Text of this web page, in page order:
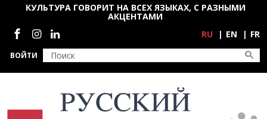
Перейти к основному содержанию
ВОЙТИ
КУЛЬТУРА ГОВОРИТ НА ВСЕХ ЯЗЫКАХ, С РАЗНЫМИ
АКЦЕНТАМИ
Социальные сети
RU EN FR